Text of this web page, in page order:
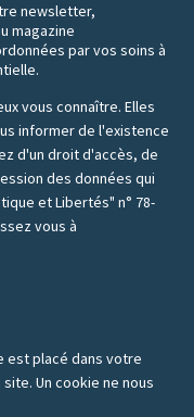
newsletter,
magazine
par vos soins à
vous connaître. Elles
informer de l'existence
d'un droit d'accès, de
des données qui
et Libertés" n° 78-
vous à
est placé dans votre
Un cookie ne nous